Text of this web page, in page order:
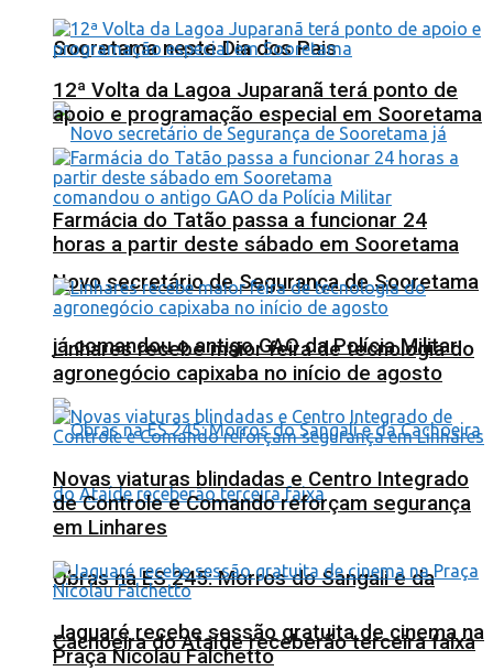
Sooretama neste Dia dos Pais
Novo secretário de Segurança de Sooretama
já comandou o antigo GAO da Polícia Militar
Obras na ES 245: Morros do Sangali e da
Cachoeira do Ataíde receberão terceira faixa
12ª Volta da Lagoa Juparanã terá ponto de
apoio e programação especial em Sooretama
Farmácia do Tatão passa a funcionar 24
horas a partir deste sábado em Sooretama
Linhares recebe maior feira de tecnologia do
agronegócio capixaba no início de agosto
Novas viaturas blindadas e Centro Integrado
de Controle e Comando reforçam segurança
em Linhares
Jaguaré recebe sessão gratuita de cinema na
Praça Nicolau Falchetto